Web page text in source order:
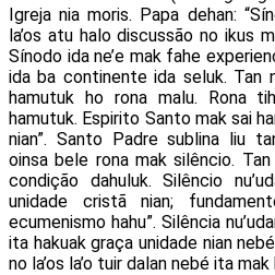
Igreja nia moris. Papa dehan:
la’os atu halo discussão no ikus
Sínodo ida ne’e mak fahe
ida ba continente ida seluk. Tan
hamutuk ho rona malu. Rona
hamutuk. Espirito Santo mak sai
nian”. Santo Padre sublina liu
oinsa bele rona mak silêncio. Tan
condição dahuluk. Silêncio
unidade cristã nian;
ecumenismo hahu”. Silência
ita hakuak graça unidade nian
no la’os la’o tuir dalan nebé ita mak